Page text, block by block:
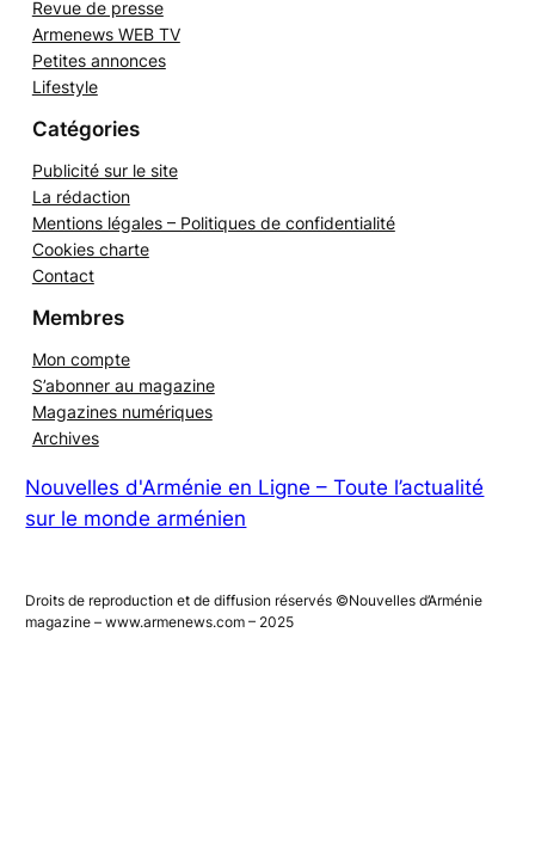
Opinion
Revue de presse
Armenews WEB TV
Petites annonces
Publicité sur le site
La rédaction
Mentions légales – Politiques de confidentialité
Cookies charte
Mon compte
S’abonner au magazine
Magazines numériques
Nouvelles d'Arménie en Ligne – Toute l’actualité
Droits de reproduction et de diffusion réservés ©Nouvelles d’Arménie